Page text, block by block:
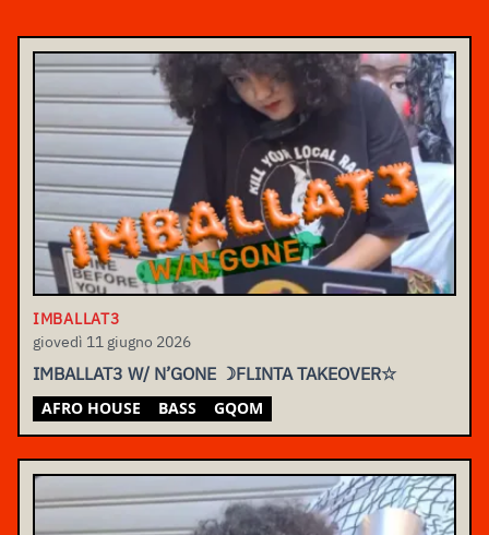
IMBALLAT3
giovedì 11 giugno 2026
IMBALLAT3 W/ N’GONE ☽FLINTA TAKEOVER☆
AFRO HOUSE BASS GQOM